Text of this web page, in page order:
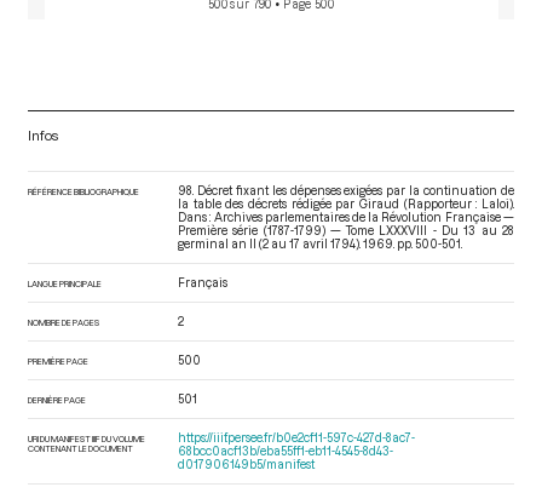
500 sur 790 • Page 500
Infos
RÉFÉRENCE BIBLIOGRAPHIQUE
98. Décret fixant les dépenses exigées par la continuation de
la table des décrets rédigée par Giraud (Rapporteur : Laloi).
Dans : Archives parlementaires de la Révolution Française —
Première série (1787-1799) — Tome LXXXVIII - Du 13 au 28
germinal an II (2 au 17 avril 1794) . 1969. pp. 500-501.
LANGUE PRINCIPALE Français
NOMBRE DE PAGES 2
PREMIÈRE PAGE 500
DERNIÈRE PAGE 501
URI DU MANIFEST IIIF DU VOLUME
CONTENANT LE DOCUMENT
https://iiif.persee.fr/b0e2cf11-597c-427d-8ac7-
68bcc0acf13b/eba55ff1-eb11-4545-8d43-
d017906149b5/manifest